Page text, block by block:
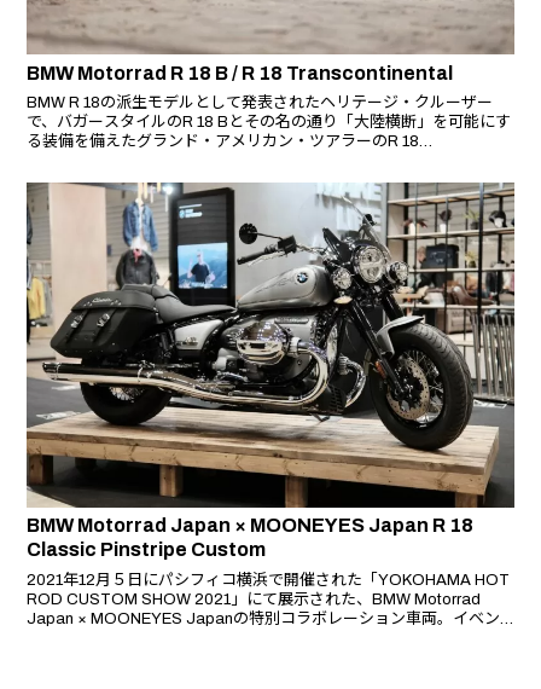
BMW Motorrad R 18 B / R 18 Transcontinental
BMW R 18の派生モデルとして発表されたヘリテージ・クルーザー
で、バガースタイルのR 18 Bとその名の通り「大陸横断」を可能にす
る装備を備えたグランド・アメリカン・ツアラーのR 18
（ACC）や10.25インチTFTカラーディスプレイといった最新装備の
ほか、Marshall社製のサウンドシステムが搭載されている。
BMW Motorrad Japan × MOONEYES Japan R 18
Classic Pinstripe Custom
2021年12月５日にパシフィコ横浜で開催された「YOKOHAMA HOT
ROD CUSTOM SHOW 2021」にて展示された、BMW Motorrad
Japan × MOONEYES Japanの特別コラボレーション車両。イベン